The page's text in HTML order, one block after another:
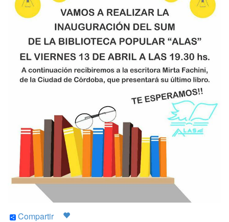
Compartir